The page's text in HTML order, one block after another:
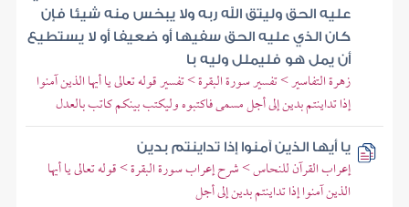
عليه الحق وليتق الله ربه ولا يبخس منه شيئا فإن
كان الذي عليه الحق سفيها أو ضعيفا أو لا يستطيع
أن يمل هو فليملل وليه با
زهرة التفاسير > تفسير سورة البقرة > تفسير قوله تعالى يا أيها الذين آمنوا
إذا تداينتم بدين إلى أجل مسمى فاكتبوه وليكتب بينكم كاتب بالعدل
يا أيها الذين آمنوا إذا تداينتم بدين
إعراب القرآن للنحاس > شرح إعراب سورة البقرة > قوله تعالى يا أيها
الذين آمنوا إذا تداينتم بدين إلى أجل